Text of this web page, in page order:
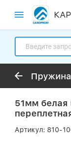
Пружина
51мм белая
Артикул: 810-